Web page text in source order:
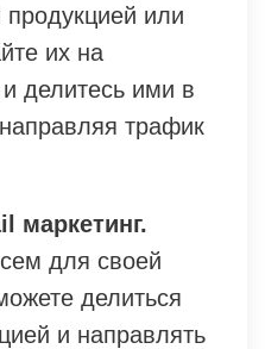
или
их на
делитесь ими в
трафик
маркетинг.
для своей
делиться
и направлять